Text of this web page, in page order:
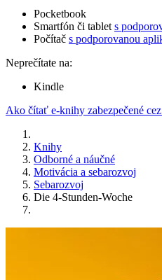
Pocketbook
Smartfón či tablet s
Počítač s podporovanou
Neprečítate na:
Kindle
Ako čítať e-knihy zabezpečené
Knihy
Odborné a náučné
Motivácia a sebarozvoj
Sebarozvoj
Die 4-Stunden-Woche